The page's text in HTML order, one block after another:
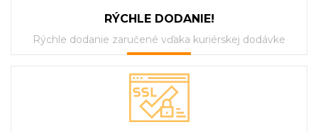
RÝCHLE DODANIE!
Rýchle dodanie zaručené vďaka kuriérskej dodávke